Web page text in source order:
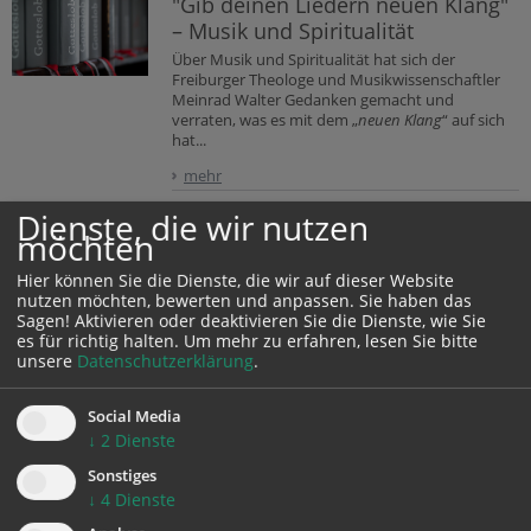
– Musik und Spiritualität
Über Musik und Spiritualität hat sich der
Freiburger Theologe und Musikwissenschaftler
Meinrad Walter Gedanken gemacht und
verraten, was es mit dem „neuen Klang“ auf sich
hat...
mehr
„Stille Nacht, heilige Nacht”
Am Heiligen Abend des Jahres 1818 erklang das Lied zum
ersten Mal, das heute das bekannteste Weihnachtslied
der Welt...
"Confitemini domino" (Ps 63) (GL 618,2-3)
Der Psalm spricht von der tiefen Sehnsucht nach Gott...
Michal Kucharko mit Gedanken zu Psalm 63 und zum
Dienste, die wir nutzen
möchten
Hier können Sie die Dienste, die wir auf dieser Website
nutzen möchten, bewerten und anpassen. Sie haben das
Sagen! Aktivieren oder deaktivieren Sie die Dienste, wie Sie
es für richtig halten. Um mehr zu erfahren, lesen Sie bitte
unsere Datenschutzerklärung.
Social Media
↓ 2 Dienste
Sonstiges
↓ 4 Dienste